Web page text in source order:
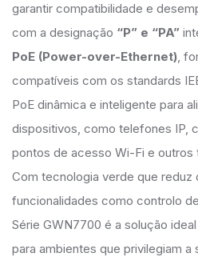
garantir compatibilidade e
com a designação “P” e “PA”
PoE (Power-over-Ethernet),
compatíveis com os standards
PoE dinâmica e inteligente para
dispositivos, como telefones IP,
pontos de acesso Wi-Fi e outros
Com tecnologia verde que
funcionalidades como controlo
Série GWN7700 é a solução
para ambientes que privilegiam a